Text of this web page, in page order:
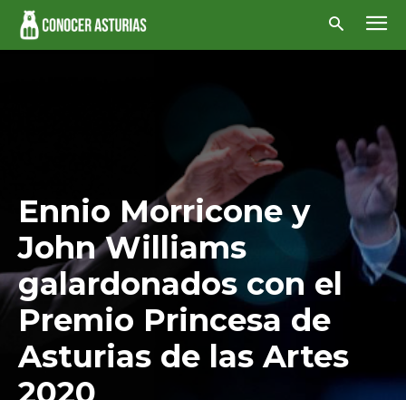
Ennio Morricone y
John Williams
galardonados con el
Premio Princesa de
Asturias de las Artes